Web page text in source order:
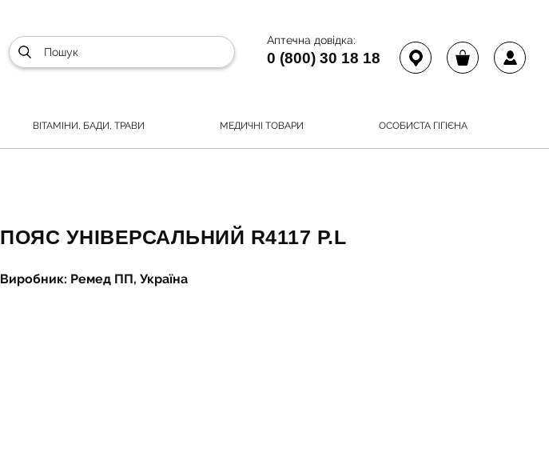
Аптечна довідка:
0 (800) 30 18 18
ВІТАМІНИ, БАДИ, ТРАВИ МЕДИЧНІ ТОВАРИ ОСОБИСТА ГІГІЄНА
ПОЯС УНІВЕРСАЛЬНИЙ R4117 Р.L
Виробник: Ремед ПП, Україна